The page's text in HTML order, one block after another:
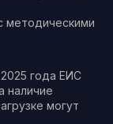
методическими
года ЕИС
наличие
могут